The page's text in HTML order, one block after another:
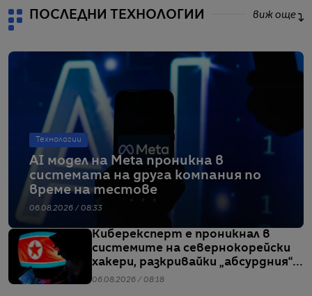
ПОСЛЕДНИ ТЕХНОЛОГИИ виж още
Технологии
AI модел на Meta проникна в
системата на друга компания по
време на тестове
06.08.2026 / 08:33
Киберексперт е проникнал в
системите на севернокорейски
хакери, разкривайки „абсурдния“
мащаб на атаките им
06.08.2026 / 08:18